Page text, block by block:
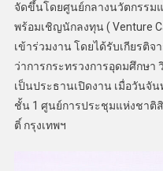
จัดขึ้นโดยศูนย์กลางนวัตกรรม
พร้อมเชิญนักลงทุน ( Venture
เข้าร่วมงาน โดยได้รับเกียรติ
ว่าการกระทรวงการอุดมศึกษา
เป็นประธานเปิดงาน เมื่อวันจั
ชั้น 1 ศูนย์การประชุมแห่งชาติ
ติ์ กรุงเทพฯ